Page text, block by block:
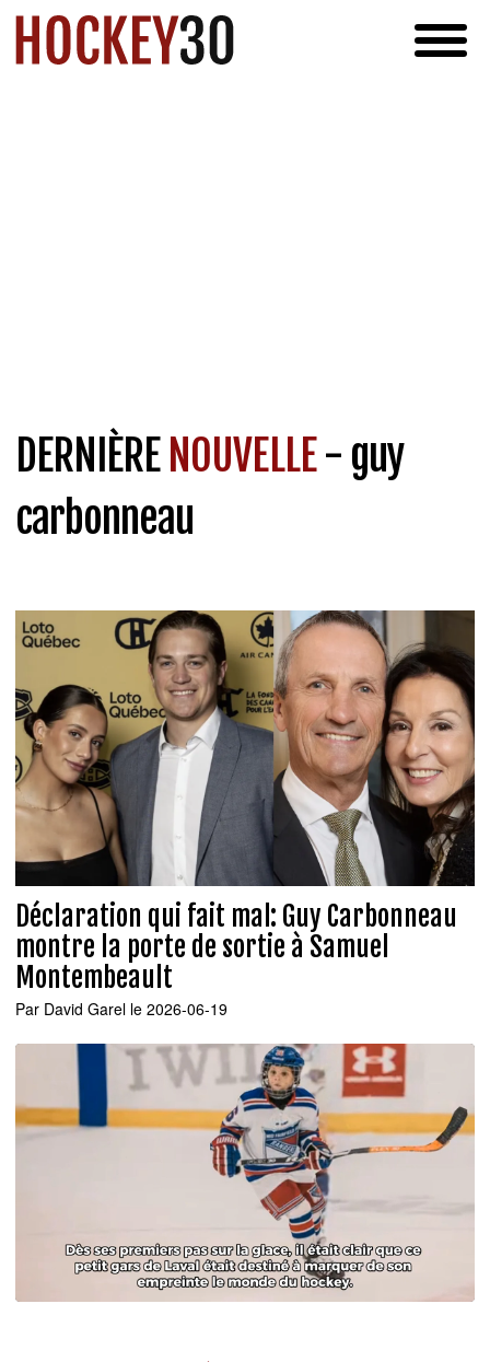
DERNIÈRENOUVELLE- guy
carbonneau
Déclaration qui fait mal: Guy Carbonneau
montre la porte de sortie à Samuel
Montembeault
Par David Garel le 2026-06-19